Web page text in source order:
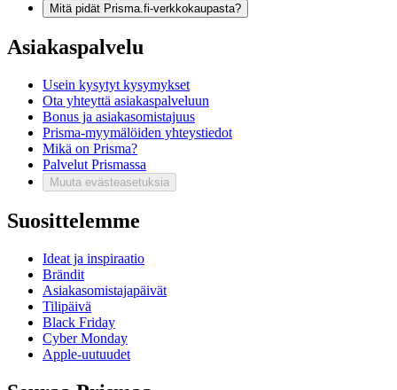
Mitä pidät Prisma.fi-verkkokaupasta?
Asiakaspalvelu
Usein kysytyt kysymykset
Ota yhteyttä asiakaspalveluun
Bonus ja asiakasomistajuus
Prisma-myymälöiden yhteystiedot
Mikä on Prisma?
Palvelut Prismassa
Muuta evästeasetuksia
Suosittelemme
Ideat ja inspiraatio
Brändit
Asiakasomistajapäivät
Tilipäivä
Black Friday
Cyber Monday
Apple-uutuudet